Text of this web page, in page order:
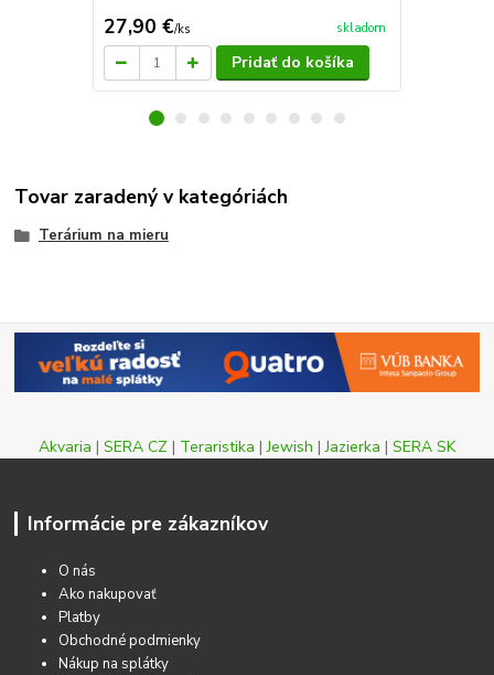
27,90 €/ks skladom
Pridať do košíka
Tovar zaradený v kategóriách
Terárium na mieru
Akvaria | SERA CZ | Teraristika |Jewish |Jazierka | SERA SK
Informácie pre zákazníkov
O nás
Ako nakupovať
Platby
Obchodné podmienky
Nákup na splátky